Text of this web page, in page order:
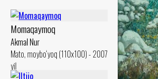
Momaqaymoq
Akmal Nur
Mato, moybo‘yoq (110x100) - 2007
yil